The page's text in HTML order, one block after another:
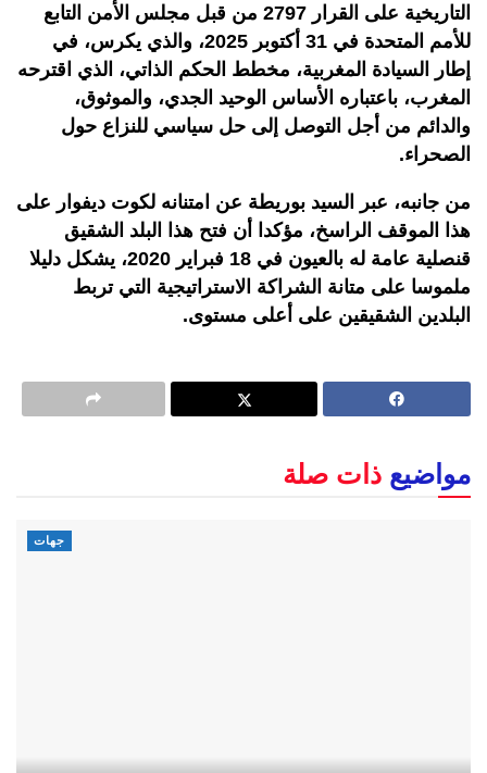
التاريخية على القرار 2797 من قبل مجلس الأمن التابع
للأمم المتحدة في 31 أكتوبر 2025، والذي يكرس، في
إطار السيادة المغربية، مخطط الحكم الذاتي، الذي اقترحه
المغرب، باعتباره الأساس الوحيد الجدي، والموثوق،
والدائم من أجل التوصل إلى حل سياسي للنزاع حول
الصحراء.
من جانبه، عبر السيد بوريطة عن امتنانه لكوت ديفوار على
هذا الموقف الراسخ، مؤكدا أن فتح هذا البلد الشقيق
قنصلية عامة له بالعيون في 18 فبراير 2020، يشكل دليلا
ملموسا على متانة الشراكة الاستراتيجية التي تربط
البلدين الشقيقين على أعلى مستوى.
مواضيع ذات صلة
جهات